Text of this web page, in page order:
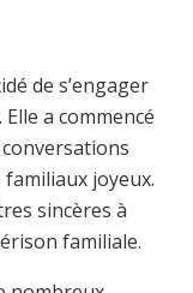
de s’engager
a commencé
joyeux.
sincères à
familiale.